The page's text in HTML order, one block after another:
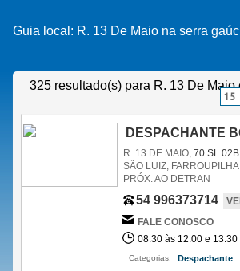
Guia local: R. 13 De Maio na serra
325 resultado(s) para R. 13 De
15
DESPACHANTE
R. 13 DE MAIO, 70 SL 02B
SÃO LUIZ,
PRÓX. AO DETRAN
54 996373714
FALE CONOSCO
08:30 às 12:00 e 13:30
Categorias: Despachante